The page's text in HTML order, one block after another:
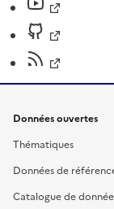
Données ouvertes
Thématiques
Données de
Catalogue de